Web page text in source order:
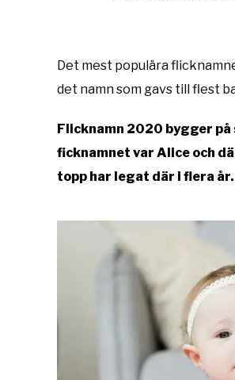
in
Det mest populära
det namn som gavs till flest
Flicknamn 2020 bygger på
ficknamnet var Alice och
topp har legat där i flera år.